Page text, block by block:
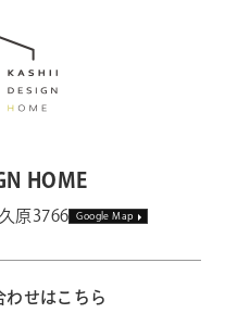
HOME
原3766 Google Map
わせはこちら